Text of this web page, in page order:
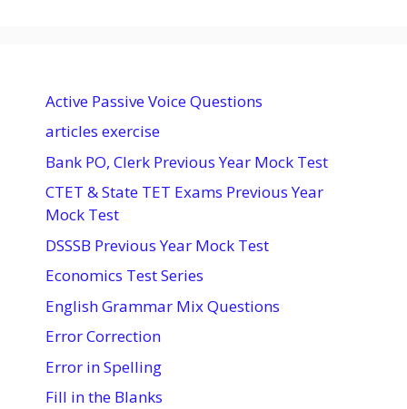
Active Passive Voice Questions
articles exercise
Bank PO, Clerk Previous Year Mock Test
CTET & State TET Exams Previous Year
Mock Test
DSSSB Previous Year Mock Test
Economics Test Series
English Grammar Mix Questions
Error Correction
Error in Spelling
Fill in the Blanks